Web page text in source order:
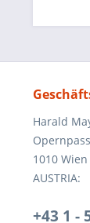
Harald
1010 Wien
AUSTRIA:
+43 1 -